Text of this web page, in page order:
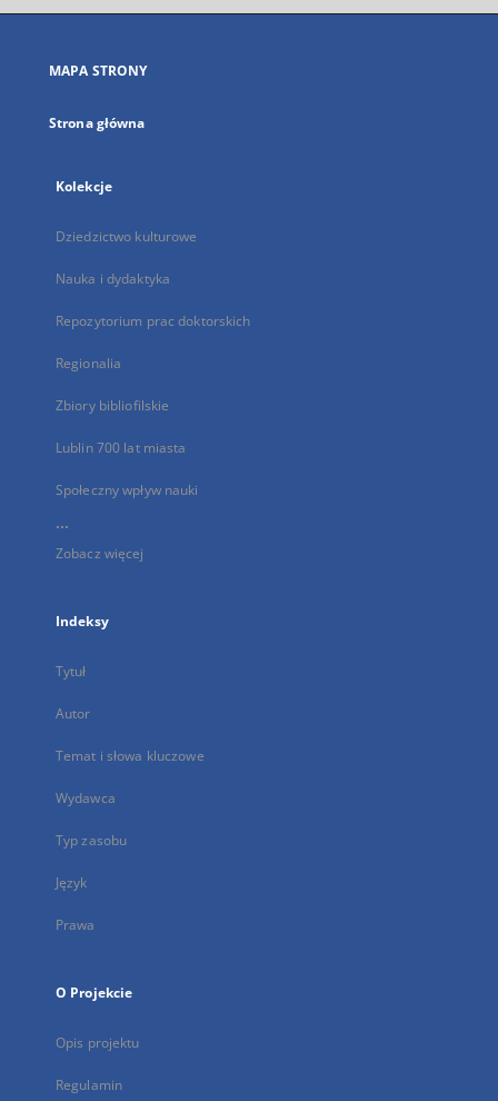
się
karcie
MAPA STRONY
Strona główna
Kolekcje
Dziedzictwo kulturowe
Nauka i dydaktyka
Repozytorium prac doktorskich
Regionalia
Zbiory bibliofilskie
Lublin 700 lat miasta
Społeczny wpływ nauki
...
Zobacz więcej
Indeksy
Tytuł
Autor
Temat i słowa kluczowe
Wydawca
Typ zasobu
Język
Prawa
O Projekcie
Opis projektu
Regulamin